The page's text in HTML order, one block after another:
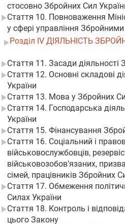
стосовно Збройних Сил
Стаття 10. Повноваження
у сфері управління
Розділ IV ДІЯЛЬНІСТЬ
Стаття 11. Засади діяльності
Стаття 12. Основні складові
України
Стаття 13. Мова у Збройних
Стаття 14. Господарська
України
Стаття 15. Фінансування
Стаття 16. Соціальний і
військовослужбовців,
військовозобов’язаних,
сімей, працівників Збройних
Стаття 17. Обмеження
Силах України
Стаття 18. Контроль і
цього Закону